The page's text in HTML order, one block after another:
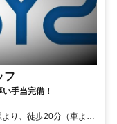
フ
手当完備！